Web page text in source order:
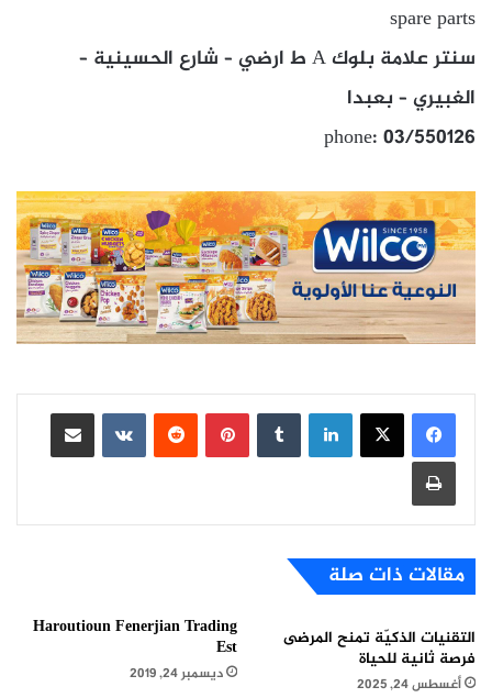
spare parts
سنتر علامة بلوك A ط ارضي – شارع الحسينية –
الغبيري – بعبدا
phone: 03/550126
لينكدإن بينتيريست
مشاركة عبر البريد
طباعة
مقالات ذات صلة
التقنيات الذكيّة تمنح المرضى
فرصة ثانية للحياة
أغسطس 24, 2025
Haroutioun Fenerjian Trading
Est
ديسمبر 24, 2019